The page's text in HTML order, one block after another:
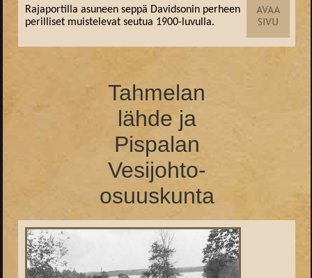
Rajaportilla asuneen seppä Davidsonin perheen
perilliset muistelevat seutua 1900-luvulla.
Tahmelan
lähde ja
Pispalan
Vesijohto-
osuuskunta